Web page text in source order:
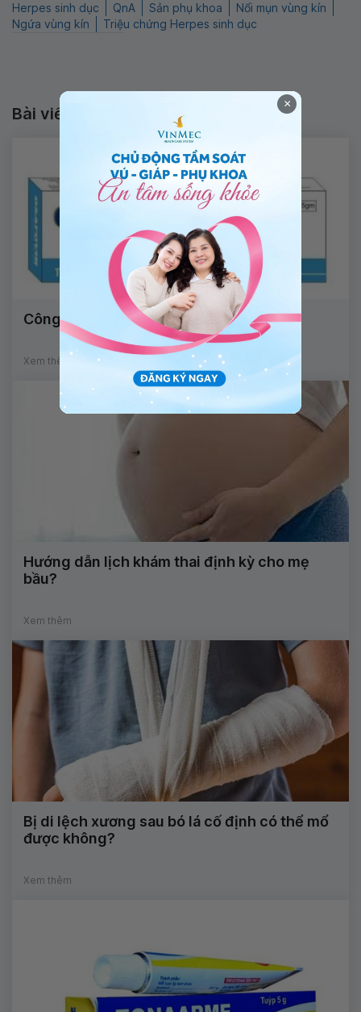
Herpes sinh dục QnA Sản phụ khoa
Nổi mụn vùng kín
Ngứa vùng kín
Triệu chứng Herpes sinh dục
Bài viết liên quan
Công dụng thuốc Osafovir
Xem thêm
Hướng dẫn lịch khám thai định kỳ cho mẹ
bầu?
Xem thêm
Bị di lệch xương sau bó lá cố định có thể mổ
được không?
Xem thêm
×